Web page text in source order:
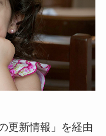
更新情報」を経由